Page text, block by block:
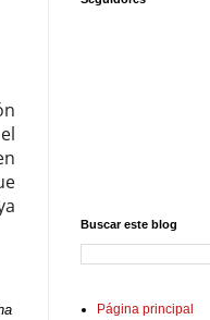
Buscar este blog
Página principal